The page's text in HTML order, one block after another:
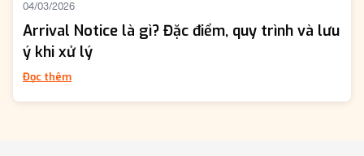
04/03/2026
Arrival Notice là gì? Đặc điểm, quy trình và lưu
ý khi xử lý
Đọc thêm